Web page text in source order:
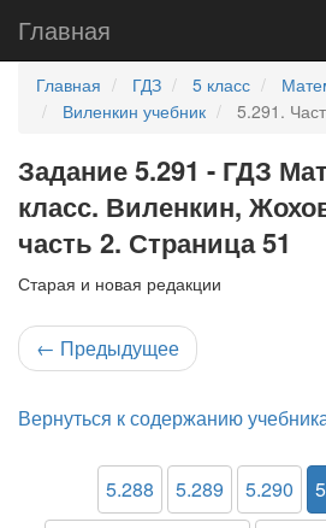
Главная
Главная ГДЗ 5 класс
Виленкин учебник
5.291.
Задание 5.291 - ГДЗ
класс. Виленкин,
часть 2. Страница 51
Старая и новая редакции
← Предыдущее
Вернуться к содержанию
5.288 5.289 5.290